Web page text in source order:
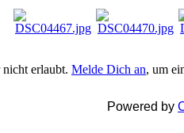
erlaubt. Melde Dich an, um
Powered by